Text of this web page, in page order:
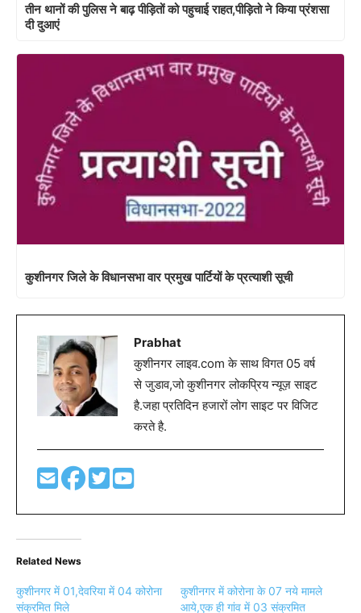
तीन थानों की पुलिस ने बाढ़ पीड़ितों को पहुचाई राहत,पीड़ितो ने किया प्रंशसा
दी दुआएं
कुशीनगर जिले के विधानसभा वार प्रमुख पार्टियों के प्रत्याशी सूची
Prabhat
कुशीनगर लाइव.com के साथ विगत 05 वर्ष
से जुडाव,जो कुशीनगर लोकप्रिय न्यूज़ साइट
है.जहा प्रतिदिन हजारों लोग साइट पर विजिट
करते है.
Related News
कुशीनगर में 01,देवरिया में 04 कोरोना
संक्रमित मिले
कुशीनगर में कोरोना के 07 नये मामले
आये,एक ही गांव में 03 संक्रमित